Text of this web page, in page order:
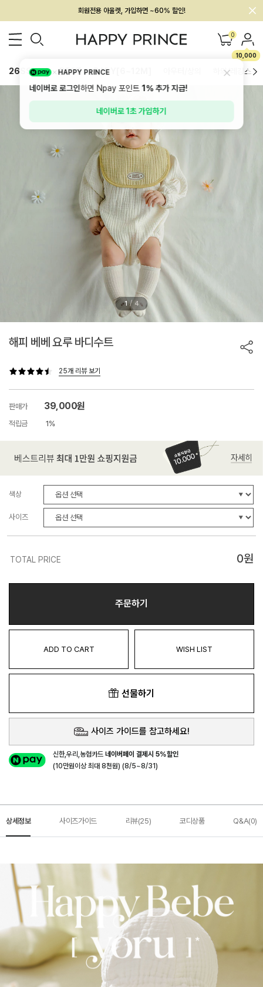
회원전용 아울렛, 가입하면 ~60% 할인!
멤버십 최대 28,000원 혜택 0
10,000
26SS 신상 BEST BABY[6~12M] 하의/레깅스
1 / 4
해피 베베 요루 바디수트
25개 리뷰 보기
판매가 39,000원
적립금 1%
색상
사이즈
TOTAL PRICE 0원
주문하기
ADD TO CART WISH LIST
선물하기
사이즈 가이드를 참고하세요!
신한,우리,농협카드네이버페이 결제시 5%할인
(10만원이상 최대 8천원) (8/5~8/31)
상세정보 사이즈가이드 리뷰(25) 코디상품 Q&A(0)
HAPPY PRINCE
네이버로 로그인하면 Npay 포인트1%추가 지급!
네이버로 1초 가입하기